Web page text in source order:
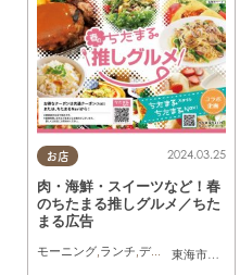
お店
東海市
,大府市
2024.03.25
肉・海鮮・スイーツなど！春
のちたまる推しグルメ／ちた
まる広告
モーニング,ランチ,ディナー ,ラーメン